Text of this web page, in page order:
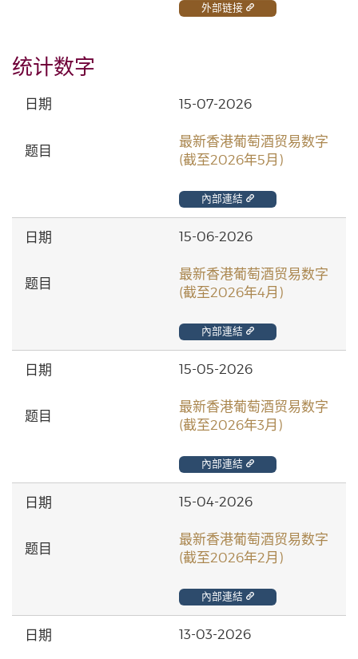
外部链接
统计数字
15-07-2026
最新香港葡萄酒贸易数字
(截至2026年5月)
內部連結
15-06-2026
最新香港葡萄酒贸易数字
(截至2026年4月)
內部連結
15-05-2026
最新香港葡萄酒贸易数字
(截至2026年3月)
內部連結
15-04-2026
最新香港葡萄酒贸易数字
(截至2026年2月)
內部連結
13-03-2026